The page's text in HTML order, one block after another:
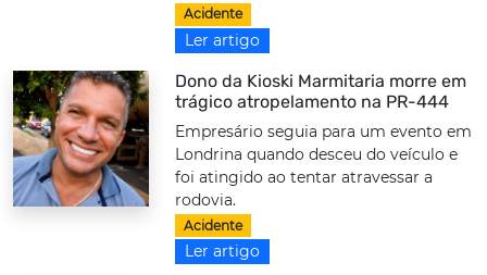
Acidente
Ler artigo
Dono da Kioski Marmitaria morre em
trágico atropelamento na PR-444
Empresário seguia para um evento em
Londrina quando desceu do veículo e
foi atingido ao tentar atravessar a
rodovia.
Acidente
Ler artigo